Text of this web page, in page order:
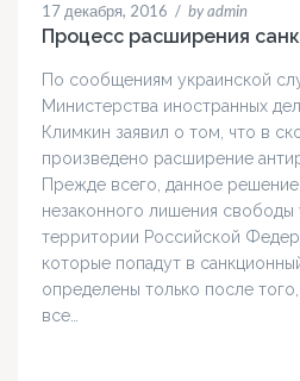
17 декабря, 2016 / by admin
Процесс расширения
По сообщениям украинской
Министерства иностранных
Климкин заявил о том, что в
произведено расширение
Прежде всего, данное
незаконного лишения свободы
территории Российской
которые попадут в
определены только после
все…